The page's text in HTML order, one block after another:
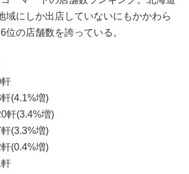
域にしか出店していないにもかかわら
位の店舗数を誇っている。
(4.1%増)
軒(3.4%増)
(3.3%増)
(0.4%増)